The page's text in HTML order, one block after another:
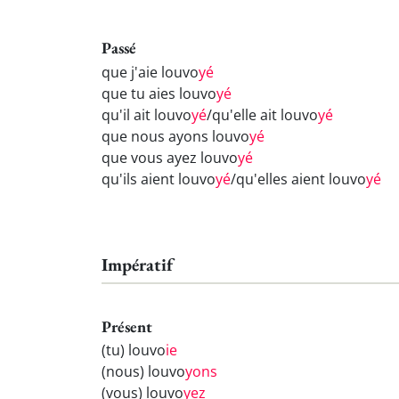
Passé
que j'aie louvoyé
que tu aies louvoyé
qu'il ait louvoyé/qu'elle ait louvoyé
que nous ayons louvoyé
que vous ayez louvoyé
qu'ils aient louvoyé/qu'elles aient louvoyé
Impératif
Présent
(tu) louvoie
(nous) louvoyons
(vous) louvoyez